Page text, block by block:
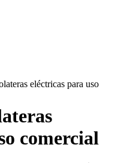
eléctricas para uso
comercial